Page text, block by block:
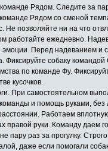
Рядом. Следите за
Рядом со сменой
Не позволяйте ни на что
работайте ежедневно.
Перед надеванием и
Фиксируйте собаку
по команде Фу.
кусочков.
При самостоятельном
и помощь руками, без
Работаем
правой руки. Команду даем
пару раз за прогулку.
даже если помогали